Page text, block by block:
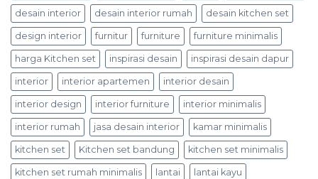
desain interior desain interior rumah desain kitchen set
design interior furnitur furniture furniture minimalis
harga Kitchen set inspirasi desain inspirasi desain dapur
interior interior apartemen interior desain
interior design interior furniture interior minimalis
interior rumah jasa desain interior kamar minimalis
kitchen set Kitchen set bandung kitchen set minimalis
kitchen set rumah minimalis lantai lantai kayu